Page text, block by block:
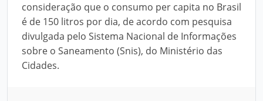
consideração que o consumo per capita no Brasil
é de 150 litros por dia, de acordo com pesquisa
divulgada pelo Sistema Nacional de Informações
sobre o Saneamento (Snis), do Ministério das
Cidades.